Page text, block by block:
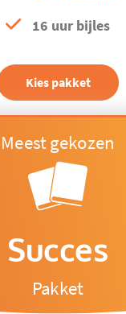
16 uur bijles
Kies pakket
Succes
Pakket